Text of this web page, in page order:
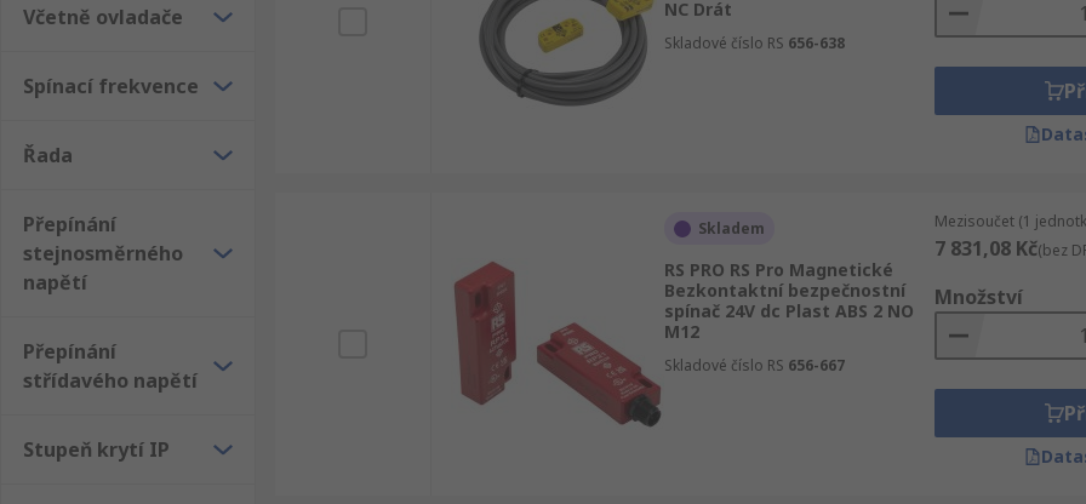
Včetně ovladače
Spínací frekvence
Řada
Přepínání
stejnosměrného
napětí
Přepínání
střídavého napětí
Stupeň krytí IP
NC Drát
Skladové číslo RS 656-638
Skladem
RS PRO RS Pro Magnetické
Bezkontaktní bezpečnostní
spínač 24V dc Plast ABS 2 NO
M12
Skladové číslo RS 656-667
Mezisoučet (1
7 831,08 Kč(bez
Množství